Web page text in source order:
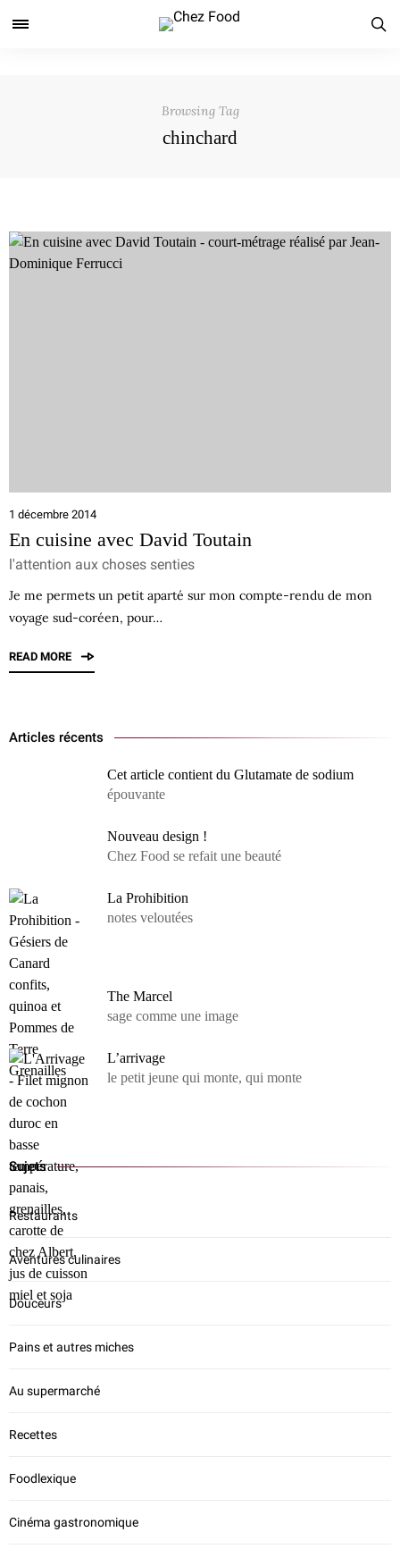
Browsing Tag
chinchard
1 décembre 2014
En cuisine avec David Toutain
l'attention aux choses senties
Je me permets un petit aparté sur mon compte-rendu de mon
voyage sud-coréen, pour…
READ MORE
Articles récents
Cet article contient du Glutamate de sodium
épouvante
Nouveau design !
Chez Food se refait une beauté
La Prohibition
notes veloutées
The Marcel
sage comme une image
L’arrivage
le petit jeune qui monte, qui monte
Sujets
Restaurants
Aventures culinaires
Douceurs
Pains et autres miches
Au supermarché
Recettes
Foodlexique
Cinéma gastronomique